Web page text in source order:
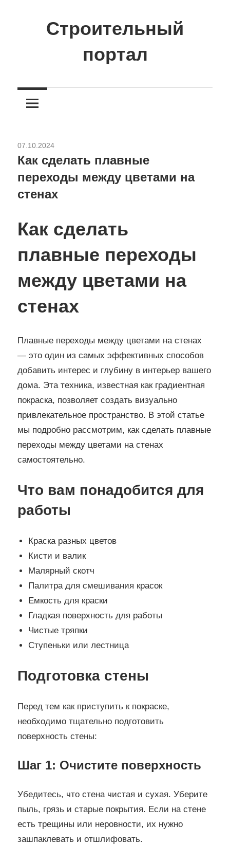
содержимомуСтроительный
портал
о
стройке
07.10.2024
Как сделать плавные
переходы между цветами на
стенах
Как сделать
плавные переходы
между цветами на
стенах
Плавные переходы между цветами на стенах
— это один из самых эффективных способов
добавить интерес и глубину в интерьер вашего
дома. Эта техника, известная как градиентная
покраска, позволяет создать визуально
привлекательное пространство. В этой статье
мы подробно рассмотрим, как сделать плавные
переходы между цветами на стенах
самостоятельно.
Что вам понадобится для
работы
Краска разных цветов
Кисти и валик
Малярный скотч
Палитра для смешивания красок
Емкость для краски
Гладкая поверхность для работы
Чистые тряпки
Ступеньки или лестница
Подготовка стены
Перед тем как приступить к покраске,
необходимо тщательно подготовить
поверхность стены:
Шаг 1: Очистите поверхность
Убедитесь, что стена чистая и сухая. Уберите
пыль, грязь и старые покрытия. Если на стене
есть трещины или неровности, их нужно
зашпаклевать и отшлифовать.